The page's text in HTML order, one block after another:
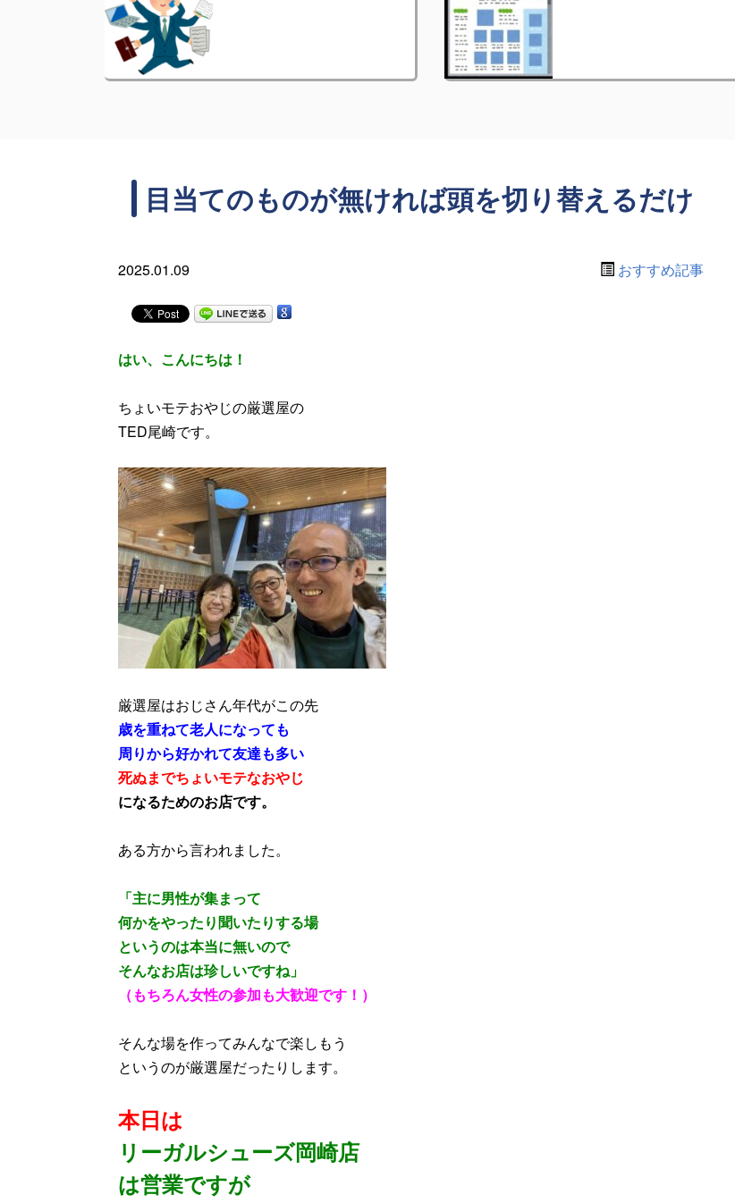
目当てのものが無ければ頭を切り替えるだけ
2025.01.09 おすすめ記事
はい、こんにちは！
ちょいモテおやじの厳選屋の
TED尾崎です。
厳選屋はおじさん年代がこの先
歳を重ねて老人になっても
周りから好かれて友達も多い
死ぬまでちょいモテなおやじ
になるためのお店です。
ある方から言われました。
「主に男性が集まって
何かをやったり聞いたりする場
というのは本当に無いので
そんなお店は珍しいですね」
（もちろん女性の参加も大歓迎です！）
そんな場を作ってみんなで楽しもう
というのが厳選屋だったりします。
本日は
リーガルシューズ岡崎店
は営業ですが